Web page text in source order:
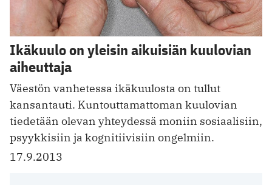
Ikäkuulo on yleisin aikuisiän kuulovian
aiheuttaja
Väestön vanhetessa ikäkuulosta on tullut
kansantauti. Kuntouttamattoman kuulovian
tiedetään olevan yhteydessä moniin sosiaalisiin,
psyykkisiin ja kognitiivisiin ongelmiin.
17.9.2013